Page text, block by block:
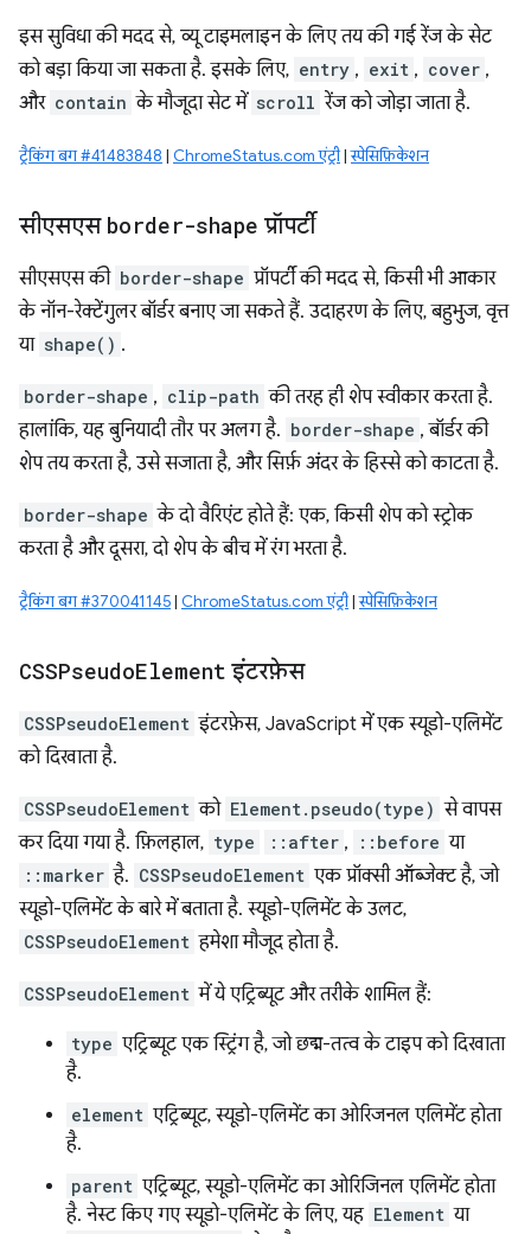
इस सुविधा की मदद से, व्यू टाइमलाइन के लिए तय की गई रेंज के सेट
को बड़ा किया जा सकता है. इसके लिए, entry , exit , cover ,
और contain के मौजूदा सेट में scroll रेंज को जोड़ा जाता है.
ट्रैकिंग बग #41483848 | ChromeStatus.com एंट्री|स्पेसिफ़िकेशन
सीएसएस border-shape प्रॉपर्टी
सीएसएस की border-shape प्रॉपर्टी की मदद से, किसी भी आकार
के नॉन-रेक्टेंगुलर बॉर्डर बनाए जा सकते हैं. उदाहरण के लिए, बहुभुज, वृत्त
या shape() .
border-shape , clip-path की तरह ही शेप स्वीकार करता है.
हालांकि, यह बुनियादी तौर पर अलग है. border-shape , बॉर्डर की
शेप तय करता है, उसे सजाता है, और सिर्फ़ अंदर के हिस्से को काटता है.
border-shape के दो वैरिएंट होते हैं: एक, किसी शेप को स्ट्रोक
करता है और दूसरा, दो शेप के बीच में रंग भरता है.
ट्रैकिंग बग #370041145| ChromeStatus.com एंट्री|स्पेसिफ़िकेशन
CSSPseudoElement इंटरफ़ेस
CSSPseudoElement इंटरफ़ेस, JavaScript में एक स्यूडो-एलिमेंट
को दिखाता है.
CSSPseudoElement को Element.pseudo(type) से वापस
कर दिया गया है. फ़िलहाल, type ::after , ::before या
::marker है. CSSPseudoElement एक प्रॉक्सी ऑब्जेक्ट है, जो
स्यूडो-एलिमेंट के बारे में बताता है. स्यूडो-एलिमेंट के उलट,
CSSPseudoElement हमेशा मौजूद होता है.
CSSPseudoElement में ये एट्रिब्यूट और तरीके शामिल हैं:
type एट्रिब्यूट एक स्ट्रिंग है, जो छद्म-तत्व के टाइप को दिखाता
है.
element एट्रिब्यूट, स्यूडो-एलिमेंट का ओरिजनल एलिमेंट होता
है.
parent एट्रिब्यूट, स्यूडो-एलिमेंट का ओरिजिनल एलिमेंट होता
है. नेस्ट किए गए स्यूडो-एलिमेंट के लिए, यह Element या